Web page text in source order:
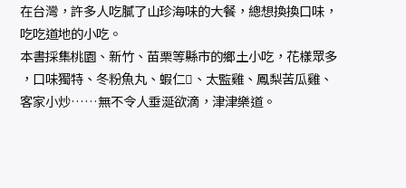
在台灣，許多人吃膩了山珍海味的大餐，總想換換口味，
吃吃道地的小吃。
本書採集桃園、新竹、苗栗等縣市的鄉土小吃，花樣眾多
，口味獨特、冬粉魚丸、蝦仁、太監雞、鳳梨苦瓜雞、
客家小炒……無不令人垂涎欲滴，津津樂道。